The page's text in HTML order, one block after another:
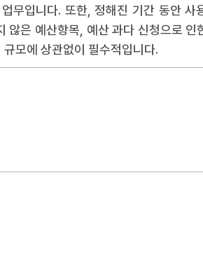
무입니다. 또한, 정해진 기간 동안 사
은 예산항목, 예산 과다 신청으로 인
모에 상관없이 필수적입니다.